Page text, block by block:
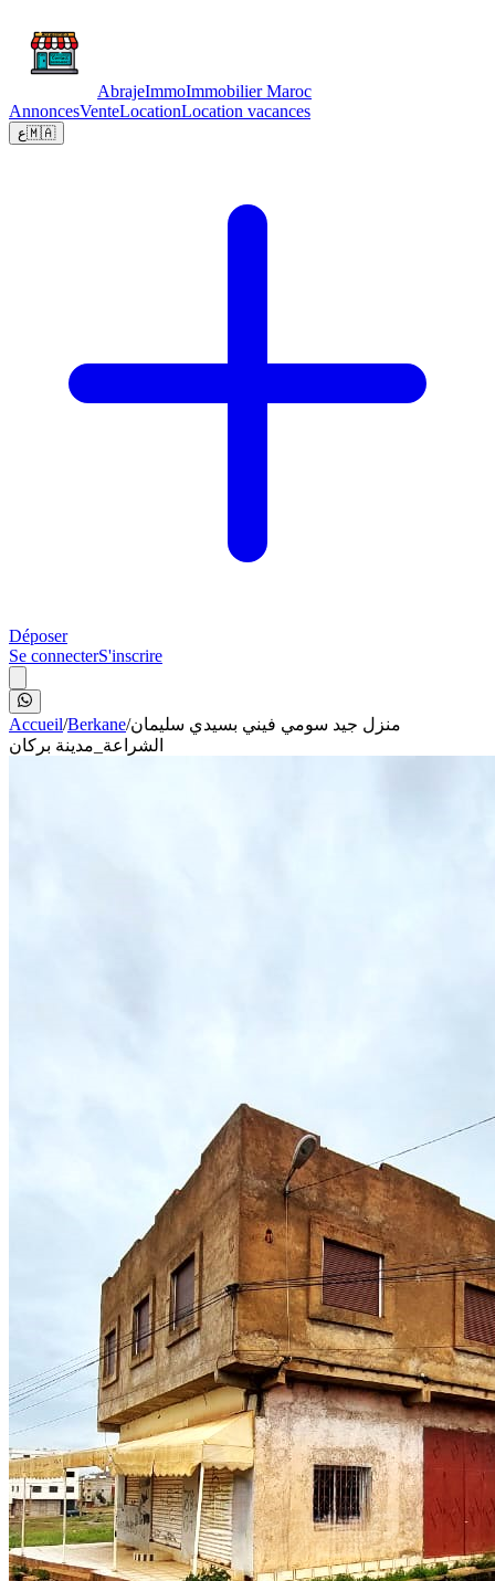
AbrajeImmoImmobilier Maroc
AnnoncesVenteLocationLocation vacances
ع🇲🇦
Déposer
Se connecterS'inscrire
Accueil/Berkane/منزل جيد سومي فيني بسيدي سليمان
الشراعة_مدينة بركان